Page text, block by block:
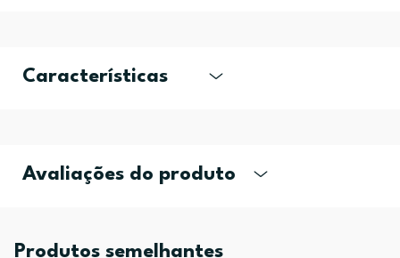
Características
Avaliações do produto
Produtos semelhantes